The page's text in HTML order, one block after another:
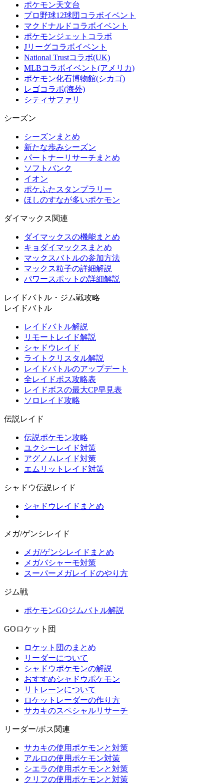
ポケモン天文台
プロ野球12球団コラボイベント
マクドナルドコラボイベント
ポケモンジェットコラボ
Jリーグコラボイベント
National Trustコラボ(UK)
MLBコラボイベント(アメリカ)
ポケモン化石博物館(シカゴ)
レゴコラボ(海外)
シティサファリ
シーズン
シーズンまとめ
新たな歩みシーズン
パートナーリサーチまとめ
ソフトバンク
イオン
ポケふたスタンプラリー
ほしのすなが多いポケモン
ダイマックス関連
ダイマックスの機能まとめ
キョダイマックスまとめ
マックスバトルの参加方法
マックス粒子の詳細解説
パワースポットの詳細解説
レイドバトル・ジム戦攻略
レイドバトル
レイドバトル解説
リモートレイド解説
シャドウレイド
ライトクリスタル解説
レイドバトルのアップデート
全レイドボス攻略表
レイドボスの最大CP早見表
ソロレイド攻略
伝説レイド
伝説ポケモン攻略
ユクシーレイド対策
アグノムレイド対策
エムリットレイド対策
シャドウ伝説レイド
シャドウレイドまとめ
メガ/ゲンシレイド
メガ/ゲンシレイドまとめ
メガバシャーモ対策
スーパーメガレイドのやり方
ジム戦
ポケモンGOジムバトル解説
GOロケット団
ロケット団のまとめ
リーダーについて
シャドウポケモンの解説
おすすめシャドウポケモン
リトレーンについて
ロケットレーダーの作り方
サカキのスペシャルリサーチ
リーダー/ボス関連
サカキの使用ポケモンと対策
アルロの使用ポケモン対策
シエラの使用ポケモンと対策
クリフの使用ポケモンと対策